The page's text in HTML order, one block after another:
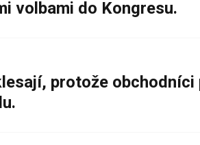
volbami do Kongresu.
protože